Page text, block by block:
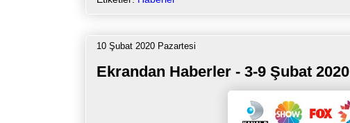
10 Şubat 2020 Pazartesi
Ekrandan Haberler - 3-9 Şubat 2020